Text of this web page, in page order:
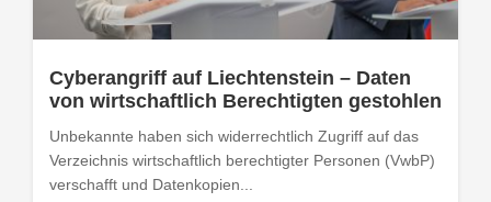
Cyberangriff auf Liechtenstein – Daten
von wirtschaftlich Berechtigten gestohlen
Unbekannte haben sich widerrechtlich Zugriff auf das
Verzeichnis wirtschaftlich berechtigter Personen (VwbP)
verschafft und Datenkopien...